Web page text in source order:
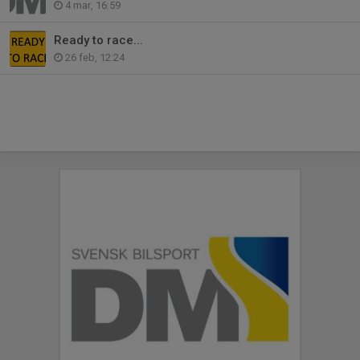
4 mar, 16:59
Ready to race...
26 feb, 12:24